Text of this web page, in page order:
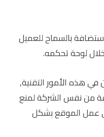
بالسماح للعميل
لوحة تحكمه.
هذه الأمور التقنية,
من نفس الشركة لمنع
عمل الموقع بشكل